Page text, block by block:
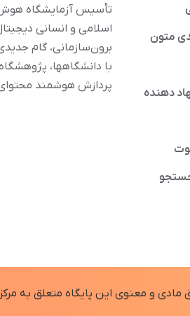
متون
دهنده
جستجو
تأسیس آزمایشگاه
اسلامی و انسانی
برون‌سازمانی، گام
با دانشگاهها،
پردازش هوشمند
و معنوی اين پايگاه متعلق به